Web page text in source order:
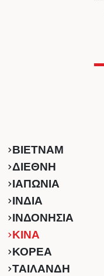
ΒΙΕΤΝΑΜ
ΔΙΕΘΝΗ
ΙΑΠΩΝΙΑ
ΙΝΔΙΑ
ΙΝΔΟΝΗΣΙΑ
ΚINA
ΚΟΡΕΑ
ΤΑΙΛΑΝΔΗ